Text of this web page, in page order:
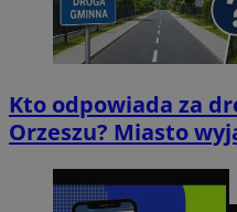
Kto odpowiada za
Orzeszu? Miasto